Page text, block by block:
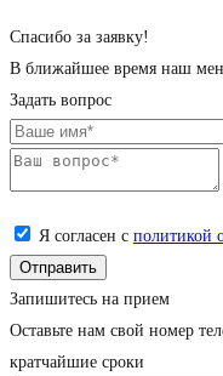
Cпасибо за заявку!
В ближайшее время наш
Задать вопрос
Я согласен с политикой
Запишитесь на прием
Оставьте нам свой номер
кратчайшие сроки